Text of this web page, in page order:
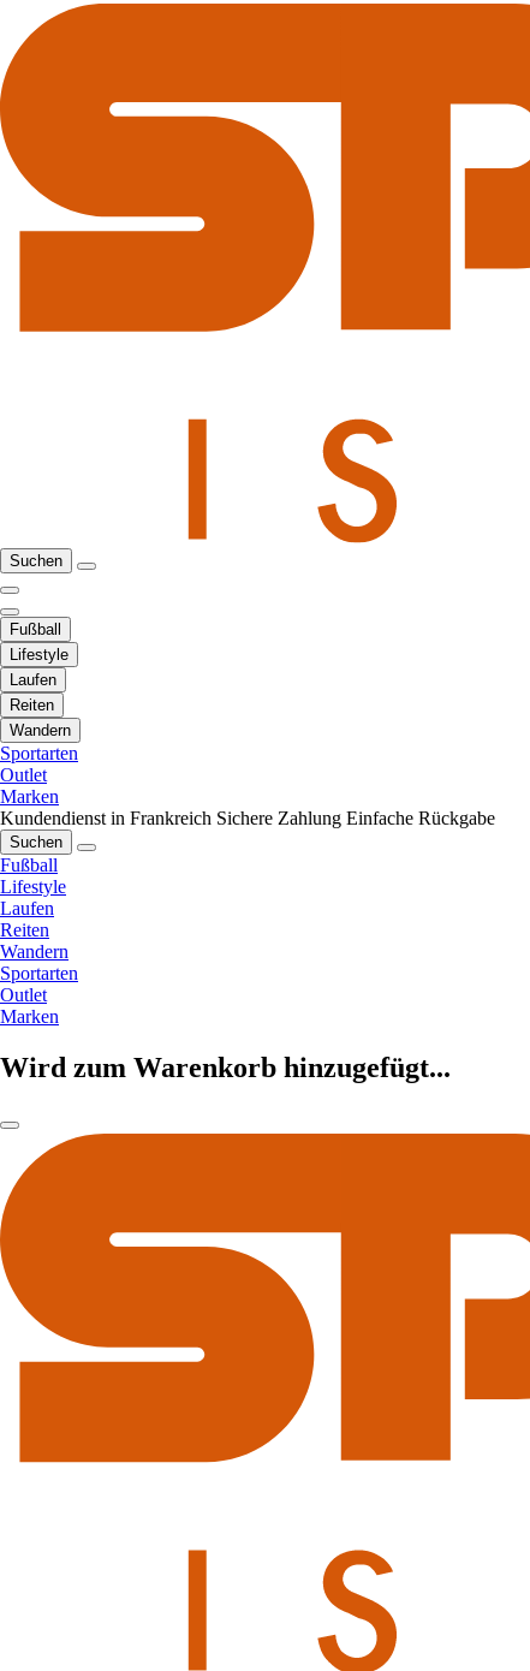
Suchen
Fußball
Lifestyle
Laufen
Reiten
Wandern
Sportarten
Outlet
Marken
Kundendienst in Frankreich Sichere Zahlung Einfache Rückgabe
Suchen
Fußball
Lifestyle
Laufen
Reiten
Wandern
Sportarten
Outlet
Marken
Wird zum Warenkorb hinzugefügt...